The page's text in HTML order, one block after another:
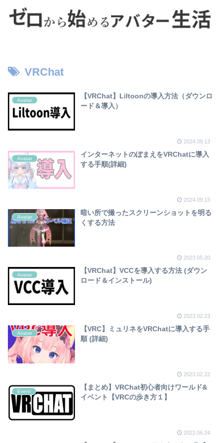
VRChat
Avatar
【VRChat】Liltoonの導入方法（ダウンロ
ード＆導入）
2024.09.13
Avatar
インターネットのぽまえをVRChatに導入
する手順(詳細)
2024.09.13
Avatar
暗い所で撮ったスクリーンショットを明る
くする方法
2023.05.20
Avatar
【VRChat】VCCを導入する方法 (ダウン
ロード＆インストール)
2023.02.23
Avatar
【VRC】ミュリネをVRChatに導入する手
順 (詳細)
2023.02.22
Event
【まとめ】VRChat初心者向けワールド&
イベント【VRCの歩き方１】
2022.06.24